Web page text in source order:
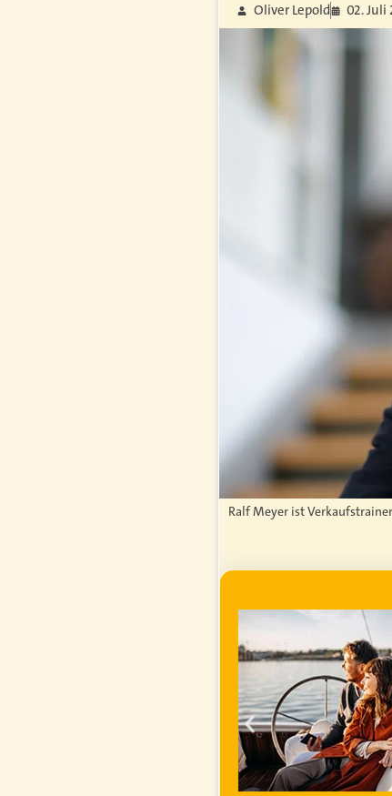
Oliver Lepold 02. Juli
Ralf Meyer ist